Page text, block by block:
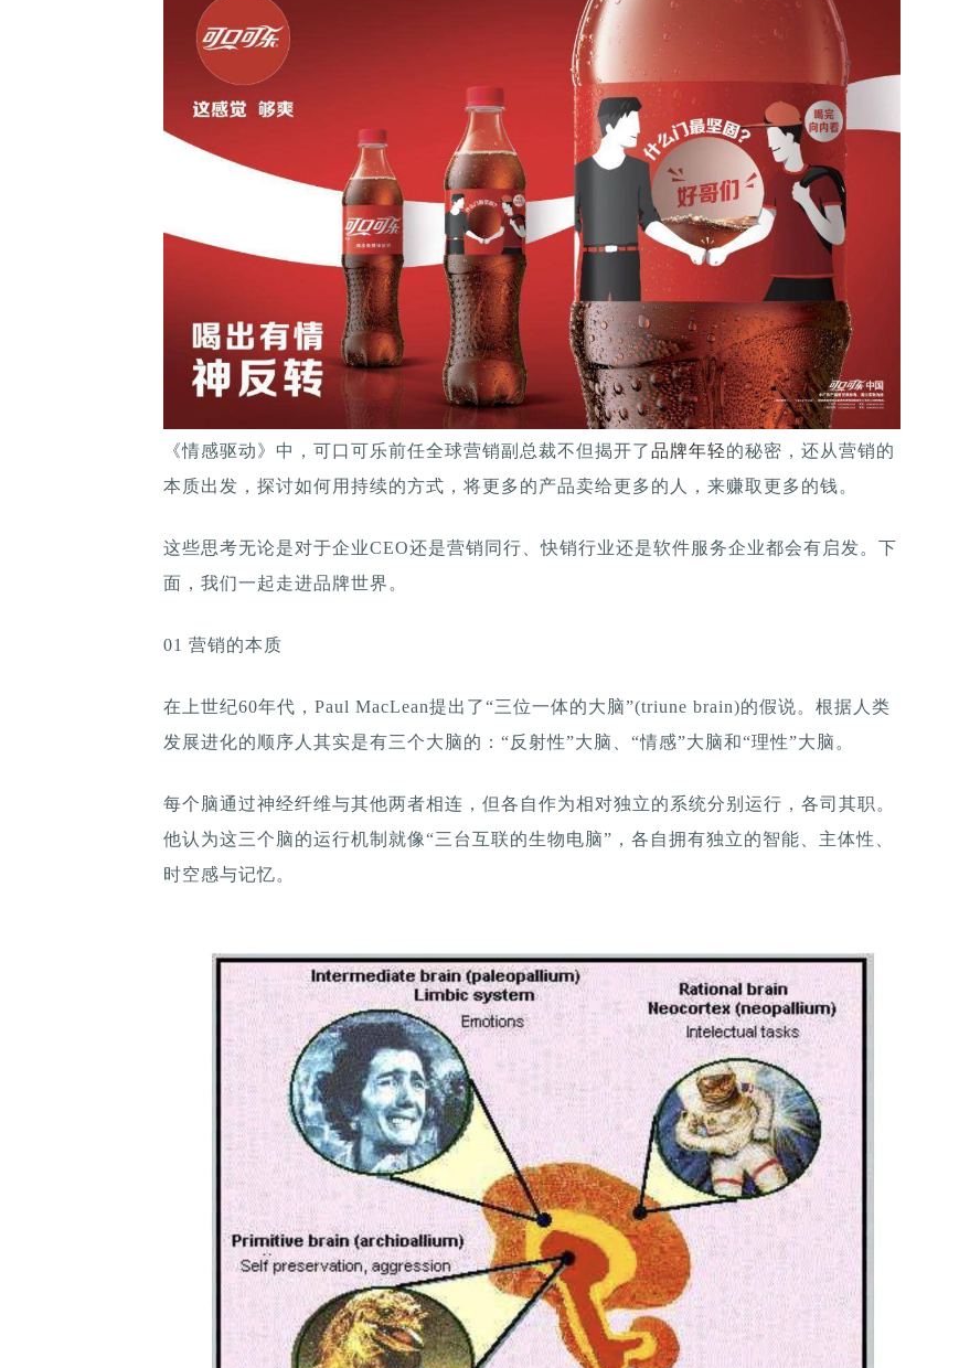
《情感驱动》中，可口可乐前任全球营销副总裁不但揭开了品牌年轻的秘密，还从营销的
本质出发，探讨如何用持续的方式，将更多的产品卖给更多的人，来赚取更多的钱。
这些思考无论是对于企业CEO还是营销同行、快销行业还是软件服务企业都会有启发。下
面，我们一起走进品牌世界。
01 营销的本质
在上世纪60年代，Paul MacLean提出了“三位一体的大脑”(triune brain)的假说。根据人类
发展进化的顺序人其实是有三个大脑的：“反射性”大脑、“情感”大脑和“理性”大脑。
每个脑通过神经纤维与其他两者相连，但各自作为相对独立的系统分别运行，各司其职。
他认为这三个脑的运行机制就像“三台互联的生物电脑”，各自拥有独立的智能、主体性、
时空感与记忆。